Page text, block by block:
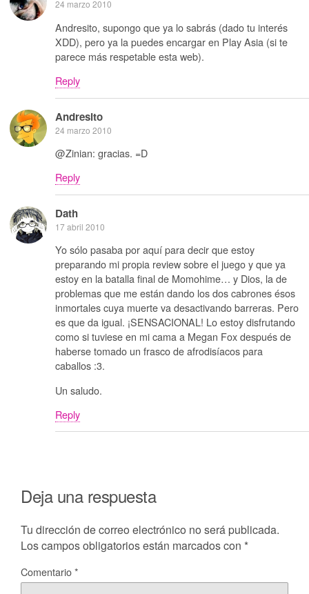
24 marzo 2010
Andresito, supongo que ya lo sabrás (dado tu interés
XDD), pero ya la puedes encargar en Play Asia (si te
parece más respetable esta web).
Reply
Andresito
24 marzo 2010
@Zinian: gracias. =D
Reply
Dath
17 abril 2010
Yo sólo pasaba por aquí para decir que estoy
preparando mi propia review sobre el juego y que ya
estoy en la batalla final de Momohime… y Dios, la de
problemas que me están dando los dos cabrones ésos
inmortales cuya muerte va desactivando barreras. Pero
es que da igual. ¡SENSACIONAL! Lo estoy disfrutando
como si tuviese en mi cama a Megan Fox después de
haberse tomado un frasco de afrodisíacos para
caballos :3.
Un saludo.
Reply
Deja una respuesta
Tu dirección de correo electrónico no será publicada.
Los campos obligatorios están marcados con *
Comentario*